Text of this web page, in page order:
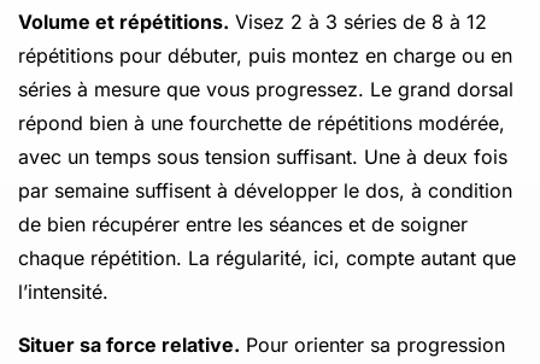
Volume et répétitions. Visez 2 à 3 séries de 8 à 12
répétitions pour débuter, puis montez en charge ou en
séries à mesure que vous progressez. Le grand dorsal
répond bien à une fourchette de répétitions modérée,
avec un temps sous tension suffisant. Une à deux fois
par semaine suffisent à développer le dos, à condition
de bien récupérer entre les séances et de soigner
chaque répétition. La régularité, ici, compte autant que
l’intensité.
Situer sa force relative. Pour orienter sa progression